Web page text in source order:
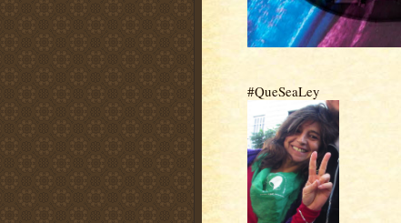
#QueSeaLey